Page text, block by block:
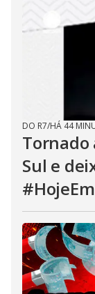
DO R7/HÁ 44
Tornado
Sul e